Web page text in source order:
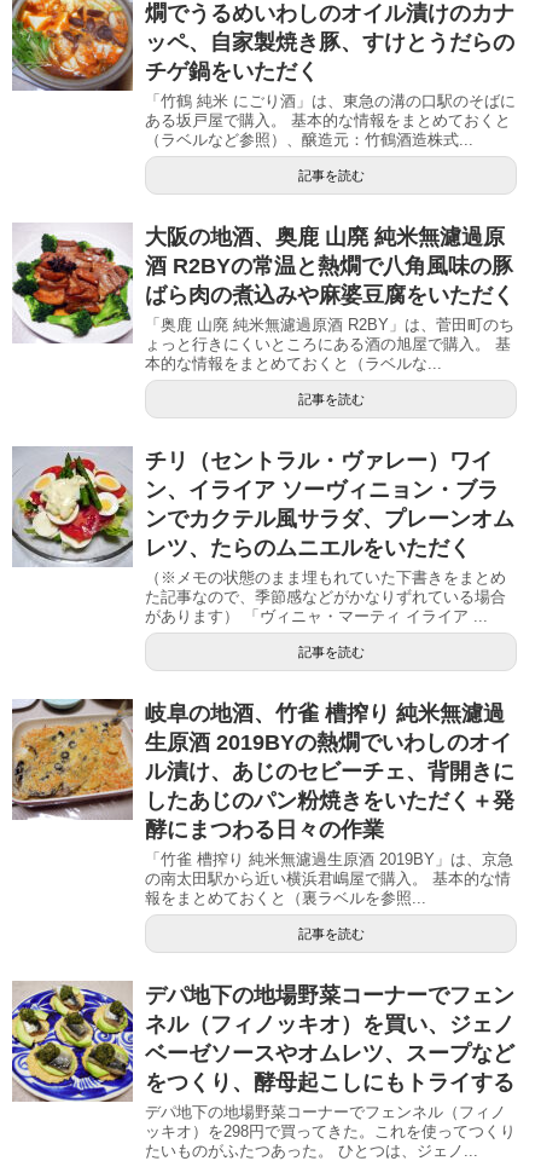
燗でうるめいわしのオイル漬けのカナ
ッペ、自家製焼き豚、すけとうだらの
チゲ鍋をいただく
「竹鶴 純米 にごり酒」は、東急の溝の口駅のそばに
ある坂戸屋で購入。 基本的な情報をまとめておくと
（ラベルなど参照）、醸造元：竹鶴酒造株式...
記事を読む
大阪の地酒、奥鹿 山廃 純米無濾過原
酒 R2BYの常温と熱燗で八角風味の豚
ばら肉の煮込みや麻婆豆腐をいただく
「奥鹿 山廃 純米無濾過原酒 R2BY」は、菅田町のち
ょっと行きにくいところにある酒の旭屋で購入。 基
本的な情報をまとめておくと（ラベルな...
記事を読む
チリ（セントラル・ヴァレー）ワイ
ン、イライア ソーヴィニョン・ブラ
ンでカクテル風サラダ、プレーンオム
レツ、たらのムニエルをいただく
（※メモの状態のまま埋もれていた下書きをまとめ
た記事なので、季節感などがかなりずれている場合
があります） 「ヴィニャ・マーティ イライア ...
記事を読む
岐阜の地酒、竹雀 槽搾り 純米無濾過
生原酒 2019BYの熱燗でいわしのオイ
ル漬け、あじのセビーチェ、背開きに
したあじのパン粉焼きをいただく＋発
酵にまつわる日々の作業
「竹雀 槽搾り 純米無濾過生原酒 2019BY」は、京急
の南太田駅から近い横浜君嶋屋で購入。 基本的な情
報をまとめておくと（裏ラベルを参照...
記事を読む
デパ地下の地場野菜コーナーでフェン
ネル（フィノッキオ）を買い、ジェノ
ベーゼソースやオムレツ、スープなど
をつくり、酵母起こしにもトライする
デパ地下の地場野菜コーナーでフェンネル（フィノ
ッキオ）を298円で買ってきた。これを使ってつくり
たいものがふたつあった。 ひとつは、ジェノ...